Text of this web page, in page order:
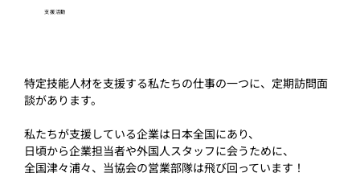
支援活動
特定技能人材を支援する私たちの仕事の一つに、定期訪問面
談があります。
私たちが支援している企業は日本全国にあり、
日頃から企業担当者や外国人スタッフに会うために、
全国津々浦々、当協会の営業部隊は飛び回っています！